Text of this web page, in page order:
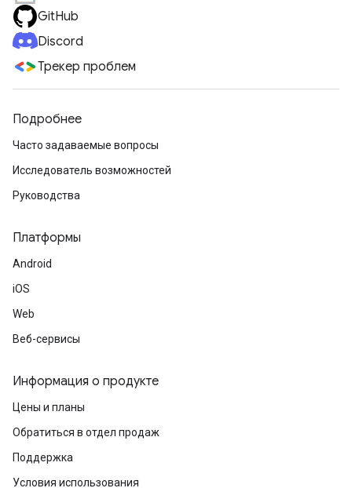
GitHub
Discord
Трекер проблем
Подробнее
Часто задаваемые вопросы
Исследователь возможностей
Руководства
Платформы
Android
iOS
Web
Веб-сервисы
Информация о продукте
Цены и планы
Обратиться в отдел продаж
Поддержка
Условия использования